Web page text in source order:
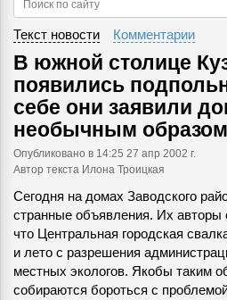
Текст новости Комментарии
В южной столице
появились
себе они заявили
необычным образом
Опубликовано в 14:25 27 апр 2002 г.
Автор текста Илона Троицкая
Сегодня на домах Заводского
странные объявления. Их
что Центральная городская
и лето с разрешения
местных экологов. Якобы таким
собираются бороться с